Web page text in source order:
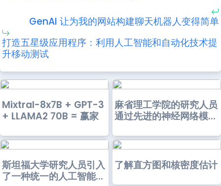
GenAI 让为我的网站构建聊天机器人变得简单
打造五星级应用程序：利用人工智能和自动化技术提
升移动测试
Mixtral-8x7B + GPT-3
+ LLAMA2 70B = 赢家
麻省理工学院的研究人员
通过先进的神经网络模...
斯坦福大学研究人员引入
了一种统一的人工智能...
了解直方图和核密度估计